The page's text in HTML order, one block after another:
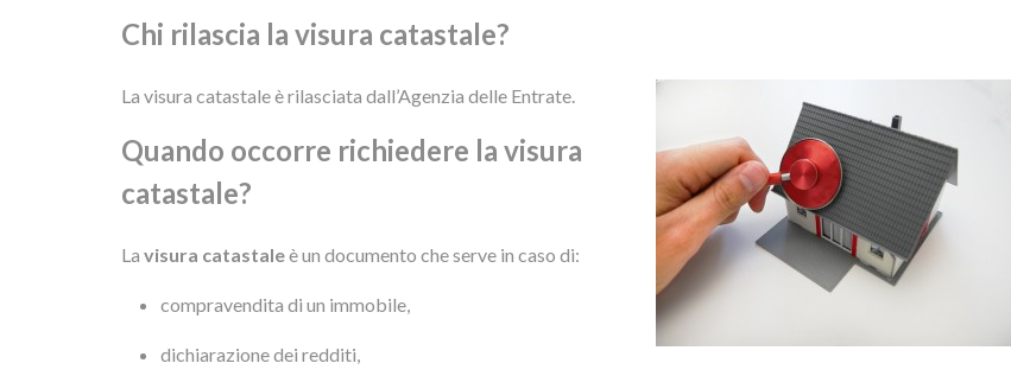
Chi rilascia la visura catastale?
La visura catastale è rilasciata dall’Agenzia delle Entrate.
Quando occorre richiedere la visura
catastale?
La visura catastaleè un documento che serve in caso di:
compravendita di un immobile,
dichiarazione dei redditi,